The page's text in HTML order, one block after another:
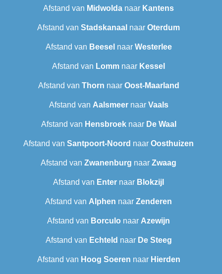
Afstand van Midwolda naar Kantens
Afstand van Stadskanaal naar Oterdum
Afstand van Beesel naar Westerlee
Afstand van Lomm naar Kessel
Afstand van Thorn naar Oost-Maarland
Afstand van Aalsmeernaar Vaals
Afstand van Hensbroeknaar De Waal
Afstand van Santpoort-Noord naar Oosthuizen
Afstand van Zwanenburg naar Zwaag
Afstand van Enter naar Blokzijl
Afstand van Alphen naar Zenderen
Afstand van Borculo naar Azewijn
Afstand van Echteld naar De Steeg
Afstand van Hoog Soeren naar Hierden